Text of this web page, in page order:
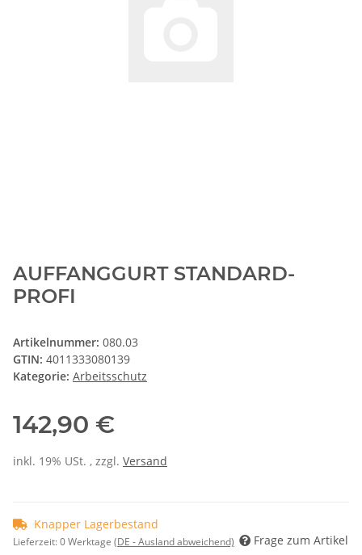
AUFFANGGURT STANDARD-
PROFI
Artikelnummer: 080.03
GTIN: 4011333080139
Kategorie: Arbeitsschutz
142,90 €
inkl. 19% USt. , zzgl. Versand
Knapper Lagerbestand
Lieferzeit:0 Werktage (DE - Ausland abweichend) Frage zum Artikel